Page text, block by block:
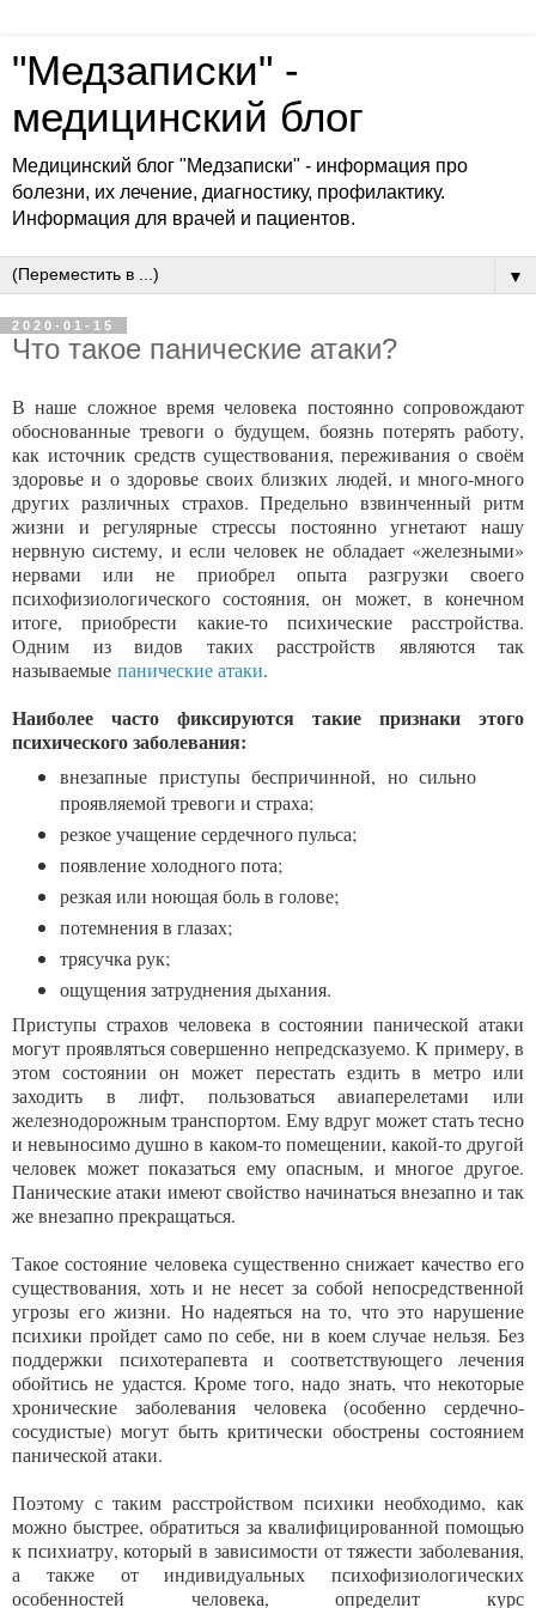
"Медзаписки" -
медицинский блог
Медицинский блог "Медзаписки" - информация про
болезни, их лечение, диагностику, профилактику.
Информация для врачей и пациентов.
▼
2020-01-15
Что такое панические атаки?
В наше сложное время человека постоянно сопровождают
обоснованные тревоги о будущем, боязнь потерять работу,
как источник средств существования, переживания о своём
здоровье и о здоровье своих близких людей, и много-много
других различных страхов. Предельно взвинченный ритм
жизни и регулярные стрессы постоянно угнетают нашу
нервную систему, и если человек не обладает «железными»
нервами или не приобрел опыта разгрузки своего
психофизиологического состояния, он может, в конечном
итоге, приобрести какие-то психические расстройства.
Одним из видов таких расстройств являются так
называемые панические атаки.
Наиболее часто фиксируются такие признаки этого
психического заболевания:
внезапные приступы беспричинной, но сильно
проявляемой тревоги и страха;
резкое учащение сердечного пульса;
появление холодного пота;
резкая или ноющая боль в голове;
потемнения в глазах;
трясучка рук;
ощущения затруднения дыхания.
Приступы страхов человека в состоянии панической атаки
могут проявляться совершенно непредсказуемо. К примеру, в
этом состоянии он может перестать ездить в метро или
заходить в лифт, пользоваться авиаперелетами или
железнодорожным транспортом. Ему вдруг может стать тесно
и невыносимо душно в каком-то помещении, какой-то другой
человек может показаться ему опасным, и многое другое.
Панические атаки имеют свойство начинаться внезапно и так
же внезапно прекращаться.
Такое состояние человека существенно снижает качество его
существования, хоть и не несет за собой непосредственной
угрозы его жизни. Но надеяться на то, что это нарушение
психики пройдет само по себе, ни в коем случае нельзя. Без
поддержки психотерапевта и соответствующего лечения
обойтись не удастся. Кроме того, надо знать, что некоторые
хронические заболевания человека (особенно сердечно-
сосудистые) могут быть критически обострены состоянием
панической атаки.
Поэтому с таким расстройством психики необходимо, как
можно быстрее, обратиться за квалифицированной помощью
к психиатру, который в зависимости от тяжести заболевания,
а также от индивидуальных психофизиологических
особенностей человека, определит курс